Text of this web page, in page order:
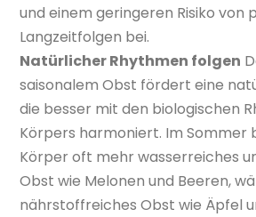
und einem geringeren Risiko von
Langzeitfolgen bei.
Natürlicher Rhythmen folgen
saisonalem Obst fördert eine
die besser mit den biologischen
Körpers harmoniert. Im Sommer
Körper oft mehr wasserreiches
Obst wie Melonen und Beeren,
nährstoffreiches Obst wie Äpfel